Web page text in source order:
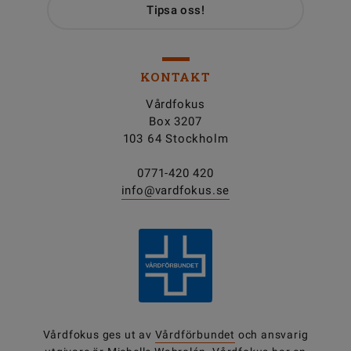
Tipsa oss!
KONTAKT
Vårdfokus
Box 3207
103 64 Stockholm
0771-420 420
info@vardfokus.se
Vårdfokus ges ut av Vårdförbundet och ansvarig